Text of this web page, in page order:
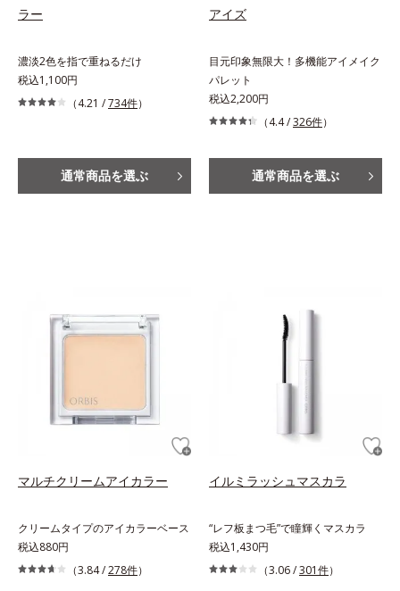
ラー
濃淡2色を指で重ねるだけ
税込1,100円
（4.21 /734件）
通常商品を選ぶ
アイズ
目元印象無限大！多機能アイメイク
パレット
税込2,200円
（4.4 /326件）
通常商品を選ぶ
マルチクリームアイカラー
クリームタイプのアイカラーベース
税込880円
（3.84 /278件）
イルミラッシュマスカラ
“レフ板まつ毛”で瞳輝くマスカラ
税込1,430円
（3.06 /301件）